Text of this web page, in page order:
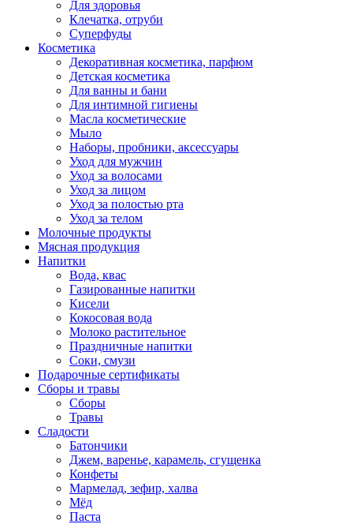
Для здоровья
Клечатка, отруби
Суперфуды
Косметика
Декоративная косметика, парфюм
Детская косметика
Для ванны и бани
Для интимной гигиены
Масла косметические
Мыло
Наборы, пробники, аксессуары
Уход для мужчин
Уход за волосами
Уход за лицом
Уход за полостью рта
Уход за телом
Молочные продукты
Мясная продукция
Напитки
Вода, квас
Газированные напитки
Кисели
Кокосовая вода
Молоко растительное
Праздничные напитки
Соки, смузи
Подарочные сертификаты
Сборы и травы
Сборы
Травы
Сладости
Батончики
Джем, варенье, карамель, сгущенка
Конфеты
Мармелад, зефир, халва
Мёд
Паста